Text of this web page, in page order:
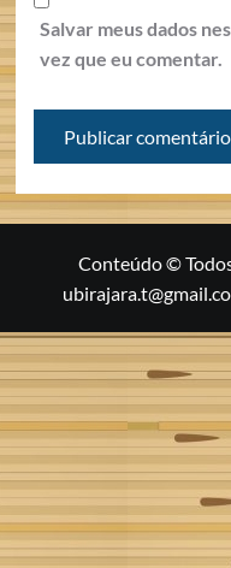
Salvar meus dados
vez que eu comentar.
Conteúdo ©